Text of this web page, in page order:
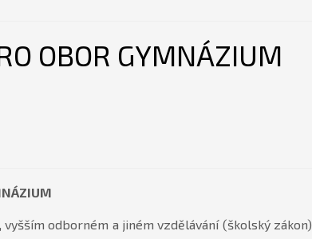
OBOR GYMNÁZIUM
odborném a jiném vzdělávání (školský zákon)